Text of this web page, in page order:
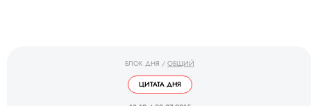
БЛОК ДНЯ / ОБЩИЙ
ЦИТАТА ДНЯ